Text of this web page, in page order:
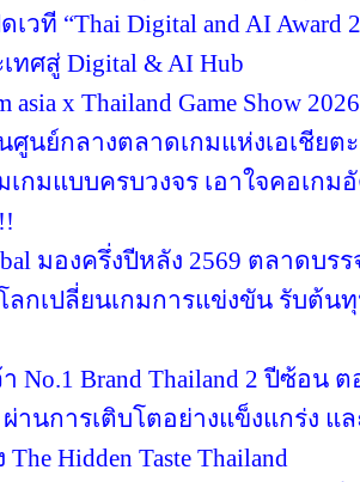
เวที “Thai Digital and AI
ทศสู่ Digital & AI Hub
asia x Thailand Game Show
ศูนย์กลางตลาดเกมแห่งเอเชีย
เกมแบบครบวงจร เอาใจคอเก
มองครึ่งปีหลัง 2569 ตลาดบ
ลกเปลี่ยนเกมการแข่งขัน รับต้น
No.1 Brand Thailand 2 ปีซ้อน
านการเติบโตอย่างแข็งแกร่ง
Hidden Taste Thailand